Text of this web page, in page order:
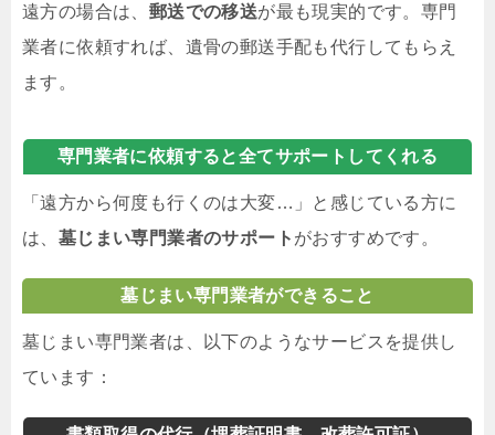
遠方の場合は、 郵送での移送が最も現実的です。専門
業者に依頼すれば、遺骨の郵送手配も代行してもらえ
ます。
専門業者に依頼すると全てサポートしてくれる
「遠方から何度も行くのは大変…」と感じている方に
は、 墓じまい専門業者のサポート がおすすめです。
墓じまい専門業者ができること
墓じまい専門業者は、以下のようなサービスを提供し
ています：